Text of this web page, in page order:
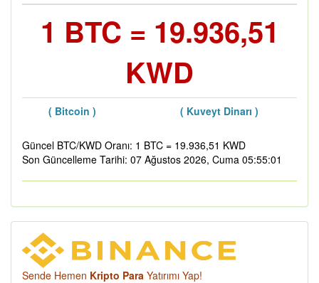
1 BTC = 19.936,51
KWD
( Bitcoin ) ( Kuveyt Dinarı )
Güncel BTC/KWD Oranı: 1 BTC = 19.936,51 KWD
Son Güncelleme Tarihi: 07 Ağustos 2026, Cuma 05:55:01
Sende Hemen Kripto Para Yatırımı Yap!